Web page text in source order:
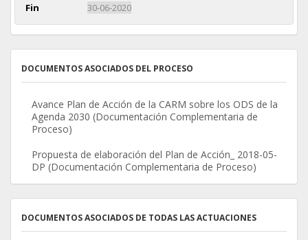
Fin
30-06-2020
DOCUMENTOS ASOCIADOS DEL PROCESO
Avance Plan de Acción de la CARM sobre los ODS de la
Agenda 2030 (Documentación Complementaria de
Proceso)
Propuesta de elaboración del Plan de Acción_ 2018-05-
DP (Documentación Complementaria de Proceso)
DOCUMENTOS ASOCIADOS DE TODAS LAS ACTUACIONES